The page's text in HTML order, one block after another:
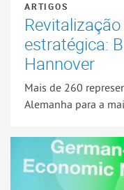
ARTIGOS
estratégica:
Hannover
Mais de 260
Alemanha para a